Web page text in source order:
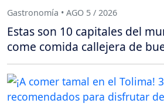
Gastronomía • AGO 5 / 2026
Estas son 10 capitales del
come comida callejera de